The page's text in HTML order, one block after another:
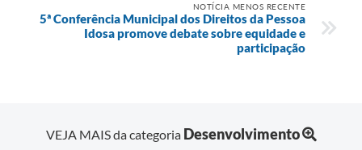
NOTÍCIA MENOS RECENTE
5ª Conferência Municipal dos Direitos da Pessoa
Idosa promove debate sobre equidade e
participação
VEJA MAIS da categoria Desenvolvimento